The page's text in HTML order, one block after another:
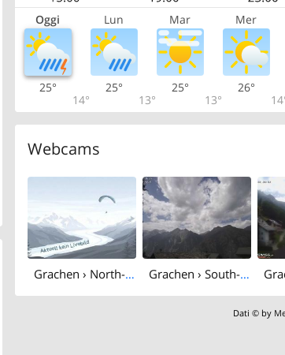
Oggi Lun Mar Mer
25°
14°
25°
13°
25°
13°
26°
Webcams
Grachen › North-east: Seetalhorn Grachen › South-west: Festihorn - Barrhorn
Dati © by